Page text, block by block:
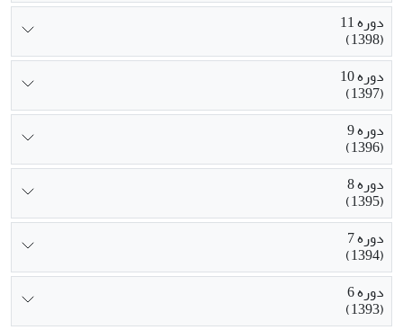
دوره 11
(1398)
دوره 10
(1397)
دوره 9
(1396)
دوره 8
(1395)
دوره 7
(1394)
دوره 6
(1393)